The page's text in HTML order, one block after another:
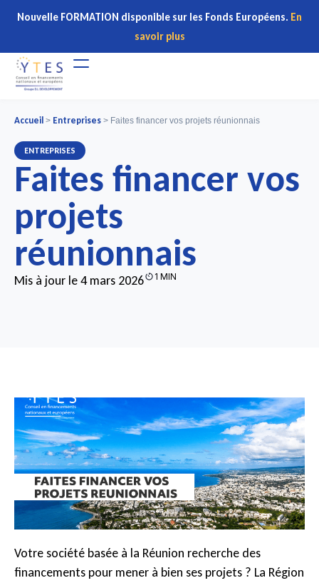
Nouvelle FORMATION disponible sur les Fonds Européens. En
savoir plus
Accueil > Entreprises > Faites financer vos projets réunionnais
ENTREPRISES
Faites financer vos
projets
réunionnais
Mis à jour le 4 mars 2026 1 MIN
Votre société basée à la Réunion recherche des
financements pour mener à bien ses projets ? La Région